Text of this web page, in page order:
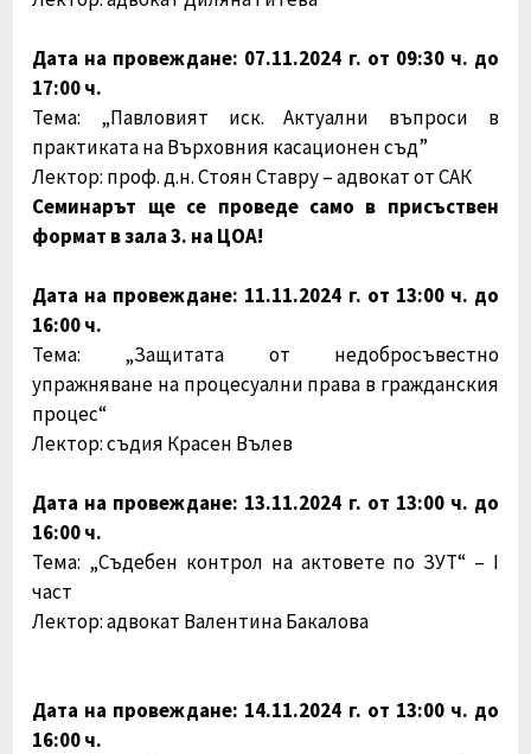
Дата на провеждане: 07.11.2024 г. от 09:30 ч. до
17:00 ч.
Тема: „Павловият иск. Актуални въпроси в
практиката на Върховния касационен съд”
Лектор: проф. д.н. Стоян Ставру – адвокат от САК
Семинарът ще се проведе само в присъствен
формат в зала 3. на ЦОА!
Дата на провеждане: 11.11.2024 г. от 13:00 ч. до
16:00 ч.
Тема: „Защитата от недобросъвестно
упражняване на процесуални права в гражданския
процес“
Лектор: съдия Красен Вълев
Дата на провеждане: 13.11.2024 г. от 13:00 ч. до
16:00 ч.
Тема: „Съдебен контрол на актовете по ЗУТ“ – I
част
Лектор: адвокат Валентина Бакалова
Дата на провеждане: 14.11.2024 г. от 13:00 ч. до
16:00 ч.